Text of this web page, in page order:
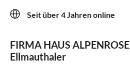
Seit über 4 Jahren online
FIRMA HAUS ALPENROSE
Ellmauthaler